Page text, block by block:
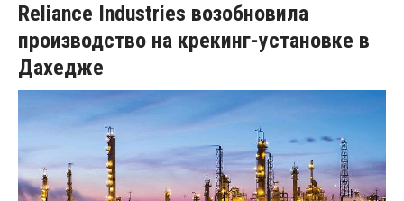
Reliance Industries возобновила
производство на крекинг-установке в
Дахедже